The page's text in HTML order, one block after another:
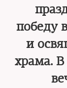
победу
и
храма. В